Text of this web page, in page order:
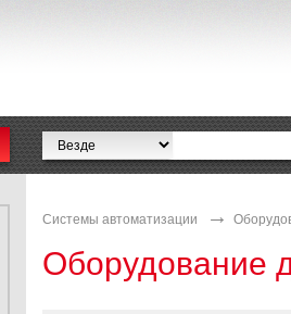
Системы автоматизации
Оборудование